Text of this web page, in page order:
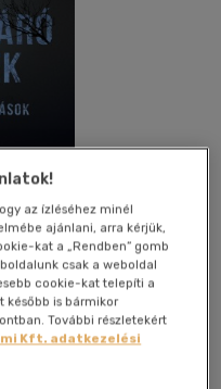
Megosztom
| füles, kartonált|
az ízléséhez minél
ajánlani, arra kérjük,
kat a „Rendben” gomb
csak a weboldal
cookie-kat telepíti a
is bármikor
További részletekért
Kft. adatkezelési